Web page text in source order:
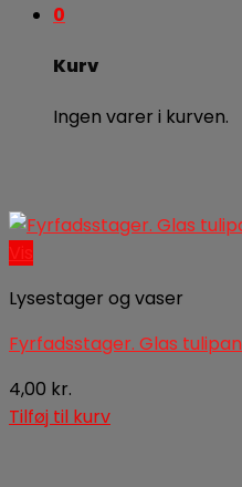
0
Kurv
Ingen varer i kurven.
Lysestager og vaser
Fyrfadsstager. Glas tulipan
4,00 kr.
Tilføj til kurv